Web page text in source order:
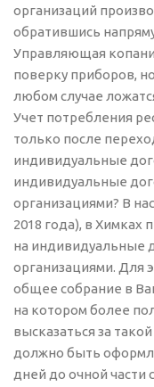
организаций
обратившись
Управляющая
поверку приборов,
любом случае
Учет потребления
только после
индивидуальные
индивидуальные
организациями? В
2018 года), в Химках
на индивидуальные
организациями. Для
общее собрание в
на котором более
высказаться за
должно быть
дней до очной